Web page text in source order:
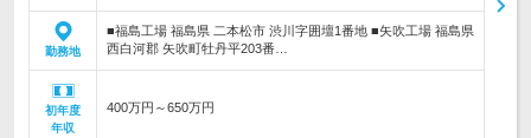
勤務地
■福島工場 福島県 二本松市 渋川字囲壇1番地 ■矢吹工場 福島県
西白河郡 矢吹町牡丹平203番…
初年度
年収
400万円～650万円